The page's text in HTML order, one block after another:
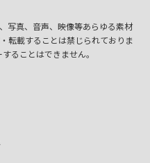
写真、音声、映像等あらゆる素材
転載することは禁じられておりま
ることはできません。